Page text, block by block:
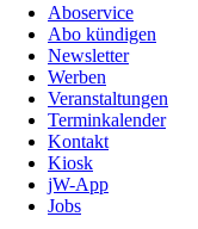
Aboservice
Abo kündigen
Newsletter
Werben
Veranstaltungen
Terminkalender
Kontakt
Kiosk
jW-App
Jobs